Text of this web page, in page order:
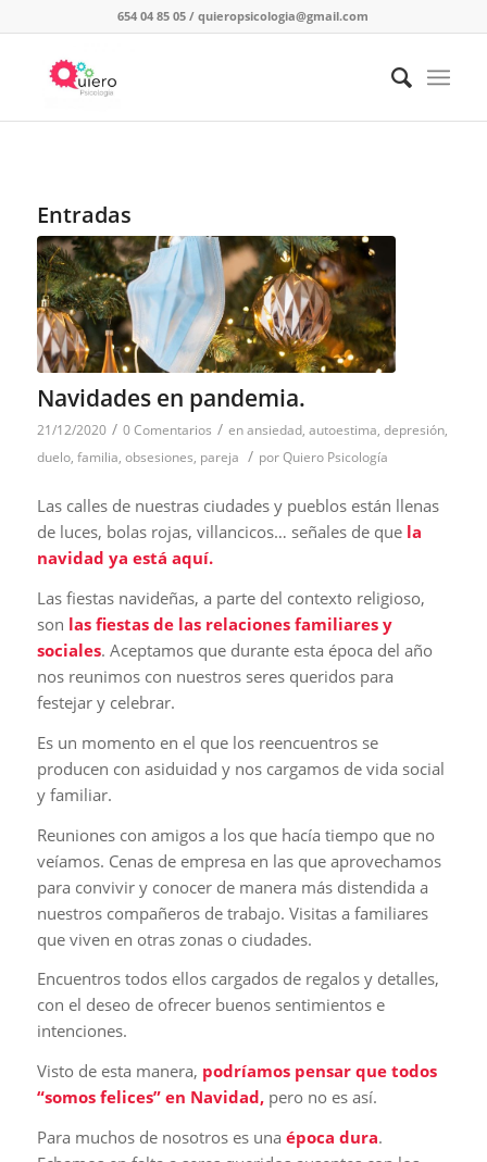
654 04 85 05 /quieropsicologia@gmail.com
Entradas
Navidades en pandemia.
21/12/2020 / 0 Comentarios / enansiedad, autoestima, depresión,
duelo, familia, obsesiones, pareja / porQuiero Psicología
Las calles de nuestras ciudades y pueblos están llenas
de luces, bolas rojas, villancicos… señales de que la
navidad ya está aquí.
Las fiestas navideñas, a parte del contexto religioso,
son las fiestas de las relaciones familiares y
sociales. Aceptamos que durante esta época del año
nos reunimos con nuestros seres queridos para
festejar y celebrar.
Es un momento en el que los reencuentros se
producen con asiduidad y nos cargamos de vida social
y familiar.
Reuniones con amigos a los que hacía tiempo que no
veíamos. Cenas de empresa en las que aprovechamos
para convivir y conocer de manera más distendida a
nuestros compañeros de trabajo. Visitas a familiares
que viven en otras zonas o ciudades.
Encuentros todos ellos cargados de regalos y detalles,
con el deseo de ofrecer buenos sentimientos e
intenciones.
Visto de esta manera, podríamos pensar que todos
“somos felices” en Navidad,pero no es así.
Para muchos de nosotros es una época dura.